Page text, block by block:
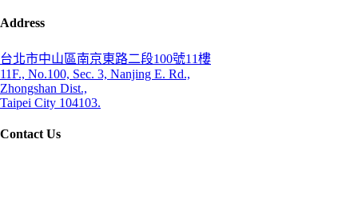
Address
台北市中山區南京東路二段100號11樓
11F., No.100, Sec. 3, Nanjing E. Rd.,
Zhongshan Dist.,
Taipei City 104103.
Contact Us